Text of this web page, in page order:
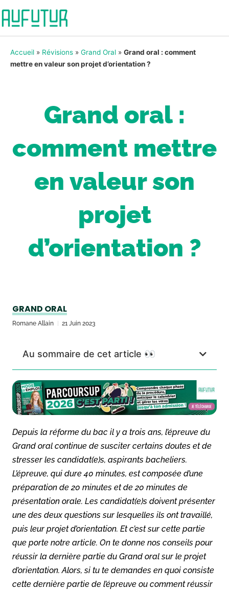
Accueil » Révisions » Grand Oral » Grand oral : comment
mettre en valeur son projet d’orientation ?
Grand oral :
comment mettre
en valeur son
projet
d’orientation ?
GRAND ORAL
Romane Allain 21 Juin 2023
Au sommaire de cet article 👀
Depuis la réforme du bac il y a trois ans, l’épreuve du
Grand oral continue de susciter certains doutes et de
stresser les candidat(e)s, aspirants bacheliers.
L’épreuve, qui dure 40 minutes, est composée d’une
préparation de 20 minutes et de 20 minutes de
présentation orale. Les candidat(e)s doivent présenter
une des deux questions sur lesquelles ils ont travaillé,
puis leur projet d’orientation. Et c’est sur cette partie
que porte notre article. On te donne nos conseils pour
réussir la dernière partie du Grand oral sur le projet
d’orientation. Alors, si tu te demandes en quoi consiste
cette dernière partie de l’épreuve ou comment réussir